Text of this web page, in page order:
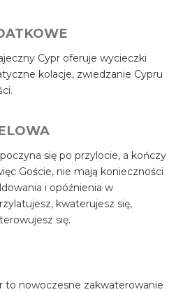
Cypr oferuje wycieczki
kolacje, zwiedzanie Cypru
się po przylocie, a kończy
Goście, nie mają konieczności
i opóźnienia w
kwaterujesz się,
się.
to nowoczesne zakwaterowanie